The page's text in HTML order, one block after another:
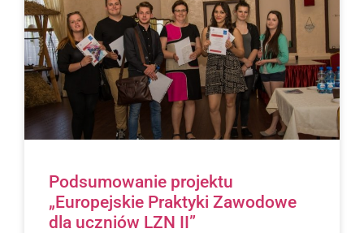
Podsumowanie projektu
„Europejskie Praktyki Zawodowe
dla uczniów LZN II”